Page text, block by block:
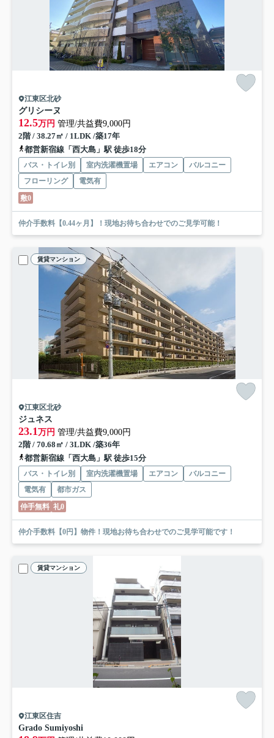
江東区北砂
グリシーヌ
12.5万円 管理/共益費9,000円
2階 / 38.27㎡ / 1LDK /築17年
都営新宿線「西大島」駅 徒歩18分
バス・トイレ別 室内洗濯機置場 エアコン
バルコニー
フローリング
電気有
敷0
仲介手数料【0.44ヶ月】！現地お待ち合わせでのご見学可能！
賃貸マンション
江東区北砂
ジュネス
23.1万円 管理/共益費9,000円
2階 / 70.68㎡ / 3LDK /築36年
都営新宿線「西大島」駅 徒歩15分
バス・トイレ別 室内洗濯機置場 エアコン
バルコニー
電気有
都市ガス
仲手無料 礼0
仲介手数料【0円】物件！現地お待ち合わせでのご見学可能です！
賃貸マンション
江東区住吉
Grado Sumiyoshi